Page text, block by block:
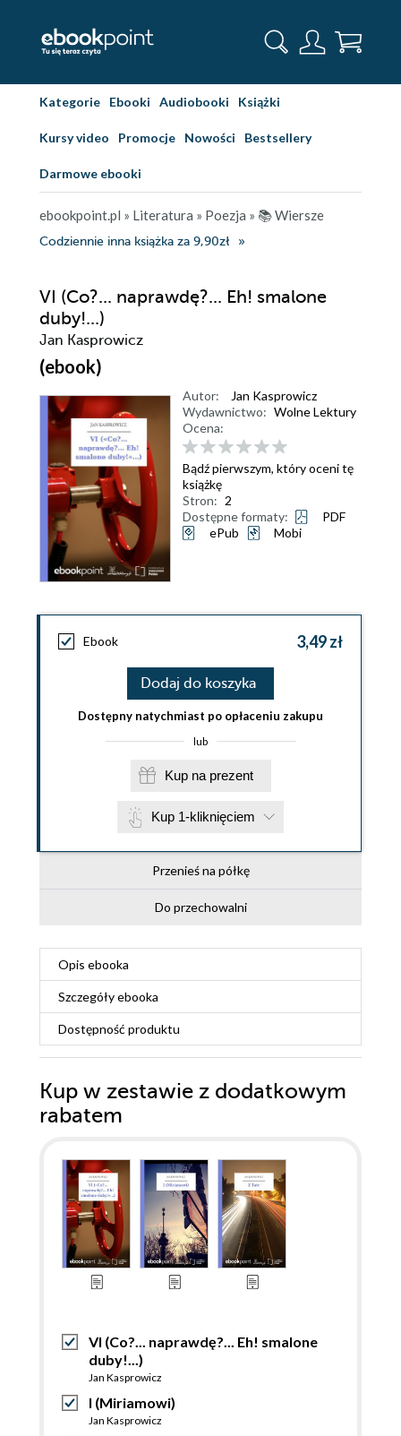
Kategorie Ebooki Audiobooki Książki
Kursy video Promocje Nowości Bestsellery
Darmowe ebooki
ebookpoint.pl » Literatura » Poezja » 📚 Wiersze
Codziennie inna książka za 9,90zł
VI (Co?... naprawdę?... Eh! smalone
duby!...)
Jan Kasprowicz
(ebook)
Autor:
Jan Kasprowicz
Wydawnictwo: Wolne Lektury
Ocena:
Bądź pierwszym, który oceni tę
książkę
Stron: 2
Dostępne formaty:
PDF
ePub
Mobi
Ebook 3,49 zł
Dodaj do koszyka
Dostępny natychmiast po opłaceniu zakupu
lub
Kup na prezent
Kup 1-kliknięciem
Przenieś na półkę
Do przechowalni
Opis ebooka
Szczegółyebooka
Dostępność produktu
Kup w zestawie z dodatkowym
rabatem
VI (Co?... naprawdę?... Eh! smalone
duby!...)
Jan Kasprowicz
I (Miriamowi)
Jan Kasprowicz